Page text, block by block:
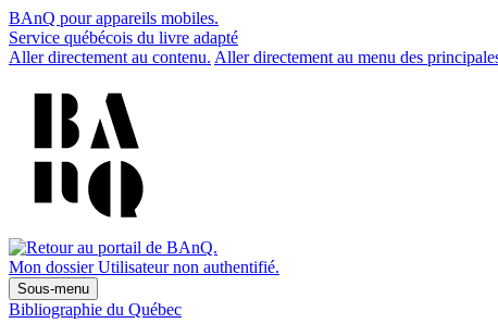
BAnQ pour appareils mobiles.
Service québécois du livre adapté
Aller directement au contenu. Aller directement au menu des
Mon dossier Utilisateur non authentifié.
Sous-menu
Bibliographie du Québec